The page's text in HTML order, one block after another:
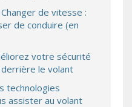
Changer de vitesse :
de conduire (en
votre sécurité
le volant
technologies
assister au volant